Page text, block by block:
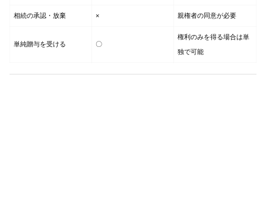
相続の承認・放棄 × 親権者の同意が必要
単純贈与を受ける 〇
権利のみを得る場合は単
独で可能